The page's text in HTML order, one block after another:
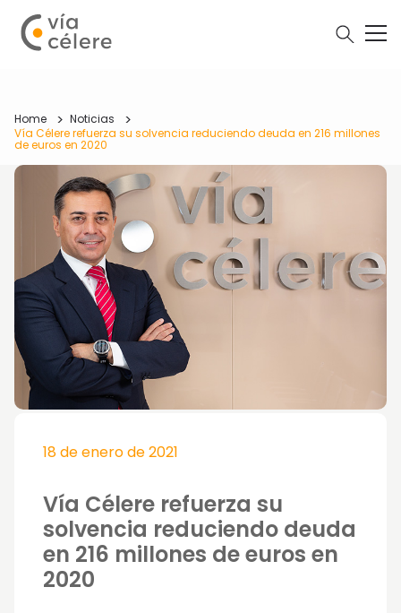
Home
Noticias
Vía Célere refuerza su solvencia reduciendo deuda en 216 millones
de euros en 2020
18 de enero de 2021
Vía Célere refuerza su
solvencia reduciendo deuda
en 216 millones de euros en
2020